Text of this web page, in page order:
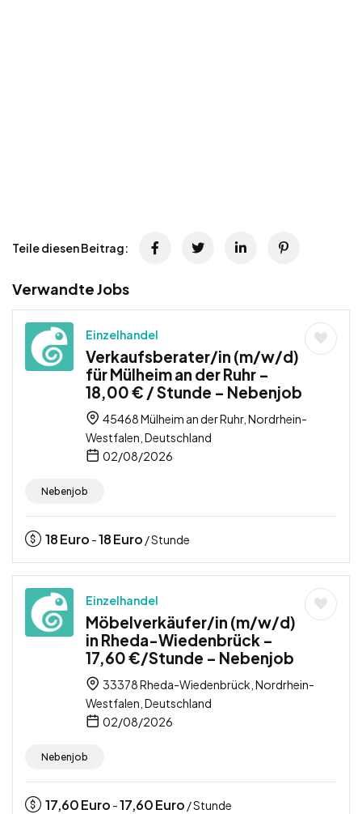
Teile diesen Beitrag:
Verwandte Jobs
Einzelhandel
Verkaufsberater/in (m/w/d)
für Mülheim an der Ruhr –
18,00 € / Stunde – Nebenjob
45468 Mülheim an der Ruhr, Nordrhein-
Westfalen, Deutschland
02/08/2026
Nebenjob
18Euro -18Euro / Stunde
Einzelhandel
Möbelverkäufer/in (m/w/d)
in Rheda-Wiedenbrück –
17,60 €/Stunde – Nebenjob
33378 Rheda-Wiedenbrück, Nordrhein-
Westfalen, Deutschland
02/08/2026
Nebenjob
17,60Euro -17,60Euro / Stunde